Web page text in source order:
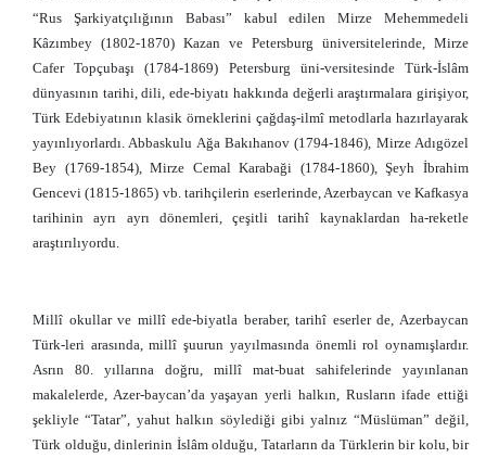
“Rus Şarkiyatçılığının Babası” kabul edilen Mirze Mehemmedeli
Kâzımbey (1802-1870) Kazan ve Petersburg üniversitelerinde, Mirze
Cafer Topçubaşı (1784-1869) Petersburg üni-versitesinde Türk-İslâm
dünyasının tarihi, dili, ede-biyatı hakkında değerli araştırmalara girişiyor,
Türk Edebiyatının klasik örneklerini çağdaş-ilmî metodlarla hazırlayarak
yayınlıyorlardı. Abbaskulu Ağa Bakıhanov (1794-1846), Mirze Adıgözel
Bey (1769-1854), Mirze Cemal Karabaği (1784-1860), Şeyh İbrahim
Gencevi (1815-1865) vb. tarihçilerin eserlerinde, Azerbaycan ve Kafkasya
tarihinin ayrı ayrı dönemleri, çeşitli tarihî kaynaklardan ha-reketle
araştırılıyordu.
Millî okullar ve millî ede-biyatla beraber, tarihî eserler de, Azerbaycan
Türk-leri arasında, millî şuurun yayılmasında önemli rol oynamışlardır.
Asrın 80. yıllarına doğru, millî mat-buat sahifelerinde yayınlanan
makalelerde, Azer-baycan’da yaşayan yerli halkın, Rusların ifade ettiği
şekliyle “Tatar”, yahut halkın söylediği gibi yalnız “Müslüman” değil,
Türk olduğu, dinlerinin İslâm olduğu, Tatarların da Türklerin bir kolu, bir